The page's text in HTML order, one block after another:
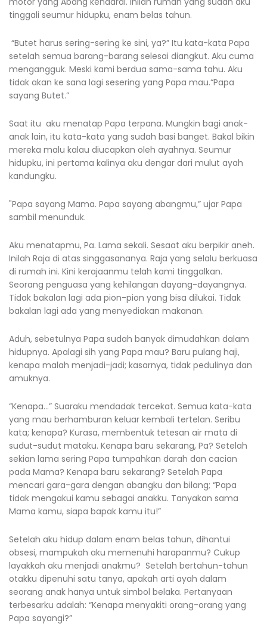
tinggali seumur hidupku, enam belas tahun.
“Butet harus sering-sering ke sini, ya?” Itu kata-kata Papa
setelah semua barang-barang selesai diangkut. Aku cuma
mengangguk. Meski kami berdua sama-sama tahu. Aku
tidak akan ke sana lagi sesering yang Papa mau.“Papa
sayang Butet.”
Saat itu aku menatap Papa terpana. Mungkin bagi anak-
anak lain, itu kata-kata yang sudah basi banget. Bakal bikin
mereka malu kalau diucapkan oleh ayahnya. Seumur
hidupku, ini pertama kalinya aku dengar dari mulut ayah
kandungku.
"Papa sayang Mama. Papa sayang abangmu,” ujar Papa
sambil menunduk.
Aku menatapmu, Pa. Lama sekali. Sesaat aku berpikir aneh.
Inilah Raja di atas singgasananya. Raja yang selalu berkuasa
di rumah ini. Kini kerajaanmu telah kami tinggalkan.
Seorang penguasa yang kehilangan dayang-dayangnya.
Tidak bakalan lagi ada pion-pion yang bisa dilukai. Tidak
bakalan lagi ada yang menyediakan makanan.
Aduh, sebetulnya Papa sudah banyak dimudahkan dalam
hidupnya. Apalagi sih yang Papa mau? Baru pulang haji,
kenapa malah menjadi-jadi; kasarnya, tidak pedulinya dan
amuknya.
“Kenapa…” Suaraku mendadak tercekat. Semua kata-kata
yang mau berhamburan keluar kembali tertelan. Seribu
kata; kenapa? Kurasa, membentuk tetesan air mata di
sudut-sudut mataku. Kenapa baru sekarang, Pa? Setelah
sekian lama sering Papa tumpahkan darah dan cacian
pada Mama? Kenapa baru sekarang? Setelah Papa
mencari gara-gara dengan abangku dan bilang; “Papa
tidak mengakui kamu sebagai anakku. Tanyakan sama
Mama kamu, siapa bapak kamu itu!”
Setelah aku hidup dalam enam belas tahun, dihantui
obsesi, mampukah aku memenuhi harapanmu? Cukup
layakkah aku menjadi anakmu? Setelah bertahun-tahun
otakku dipenuhi satu tanya, apakah arti ayah dalam
seorang anak hanya untuk simbol belaka. Pertanyaan
terbesarku adalah: “Kenapa menyakiti orang-orang yang
Papa sayangi?”